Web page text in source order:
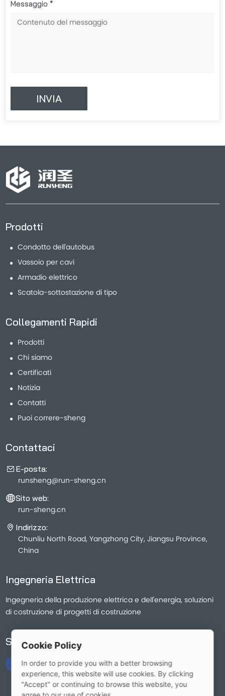
Messaggio *
Prodotti
Condotto dell'autobus
Vassoio per cavi
Armadio elettrico
Scatola-sottostazione di tipo
Collegamenti Rapidi
Prodotti
Chi siamo
Certificati
Notizia
Contatti
Puoi correre-sheng
Contattaci
E-posta:
runsheng@run-sheng.cn
Sito web:
run-sheng.cn
Indirizzo:
Chunliu North Road, Yangzhong City, Jiangsu Province,
China
Ingegneria Elettrica
Ingegneria della produzione elettrica e dell'energia, soluzioni
di costruzione di progetti di costruzione
SeguiciCookie Policy
In order to provide you with a better browsing
experience, this website will use cookies. By clicking
"Accept" or continuing to browse this website, you